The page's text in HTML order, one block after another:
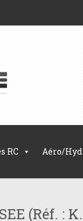
RC Aéro/
(Réf. :